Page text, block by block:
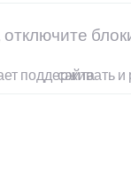
Реклама помогает поддерживать и развивать сервисы сайта